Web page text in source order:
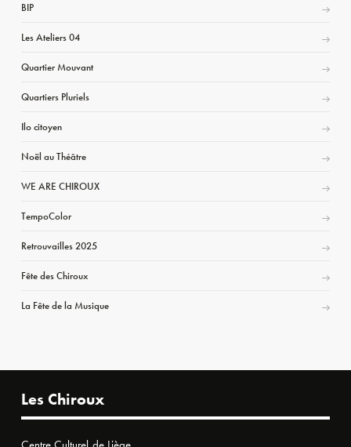
BIP
Les Ateliers 04
Quartier Mouvant
Quartiers Pluriels
Ilo citoyen
Noël au Théâtre
WE ARE CHIROUX
TempoColor
Retrouvailles 2025
Fête des Chiroux
La Fête de la Musique
Les Chiroux